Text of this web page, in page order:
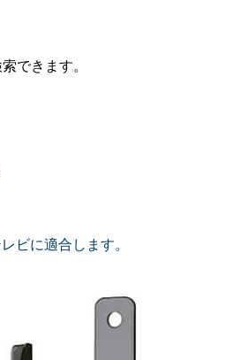
できます。
ビに適合します。